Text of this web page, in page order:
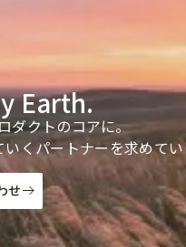
Earth.
ダクトのコアに。
くパートナーを求めて
せ